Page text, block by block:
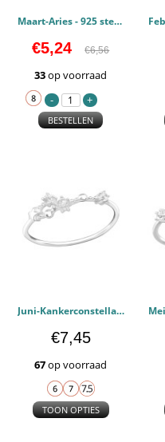
Maart-Aries - 925 sterling zilver Ringen Zirconia PCJW38660
€5,24 €6,56
33op voorraad
BESTELLEN
Juni-Kankerconstellatie - 925 sterling zilver Ringen Zirconia PCJW38594
€7,45
67op voorraad
TOON OPTIES